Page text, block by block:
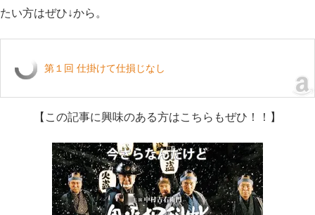
たい方はぜひ↓から。
第１回 仕掛けて仕損じなし
【この記事に興味のある方はこちらもぜひ！！】